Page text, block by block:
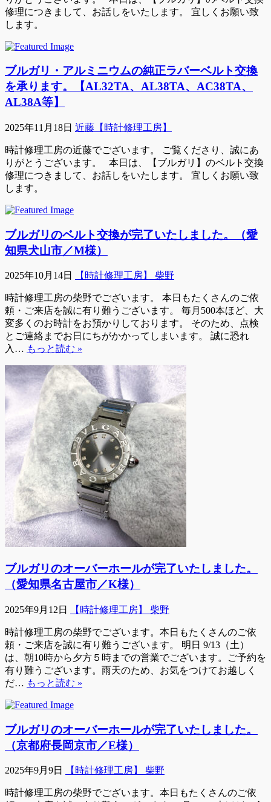
修理につきまして、お話しをいたします。 宜しくお願い致
します。
ブルガリ・アルミニウムの純正ラバーベルト交換
を承ります。【AL32TA、AL38TA、AC38TA、
AL38A等】
2025年11月18日 近藤【時計修理工房】
時計修理工房の近藤でございます。 ご覧くださり、誠にあ
りがとうございます。 本日は、【ブルガリ】のベルト交換
修理につきまして、お話しをいたします。 宜しくお願い致
します。
ブルガリのベルト交換が完了いたしました。（愛
知県犬山市／M様）
2025年10月14日 【時計修理工房】 柴野
時計修理工房の柴野でございます。 本日もたくさんのご依
頼・ご来店を誠に有り難うございます。 毎月500本ほど、大
変多くのお時計をお預かりしております。 そのため、点検
とご連絡までお日にちがかかってしまいます。 誠に恐れ
入… もっと読む »
ブルガリのオーバーホールが完了いたしました。
（愛知県名古屋市／K様）
2025年9月12日 【時計修理工房】 柴野
時計修理工房の柴野でございます。本日もたくさんのご依
頼・ご来店を誠に有り難うございます。 明日 9/13（土）
は、朝10時から夕方５時までの営業でございます。ご予約を
有り難うございます。雨天のため、お気をつけてお越しく
だ… もっと読む »
ブルガリのオーバーホールが完了いたしました。
（京都府長岡京市／E様）
2025年9月9日 【時計修理工房】 柴野
時計修理工房の柴野でございます。本日もたくさんのご依